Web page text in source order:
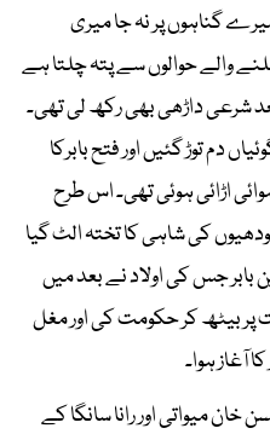
گناہوں پر نہ جا میری
والے حوالوں سے پتہ چلتا ہے
شرعی داڑھی بھی رکھ لی تھی۔
دم توڑ گئیں اور فتح بابرکا
اڑائی ہوئی تھی۔ اس طرح
کی شاہی کا تختہ الٹ گیا
بابر جس کی اولاد نے بعد میں
بیٹھ کر حکومت کی اور مغل
آغاز ہوا۔
میواتی اور رانا سانگا کے